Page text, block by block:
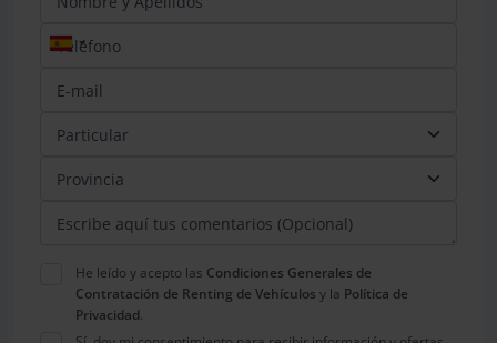
Teléfono
He leído y acepto las Condiciones Generales de
Contratación de Renting de Vehículos y la Política de
Privacidad.